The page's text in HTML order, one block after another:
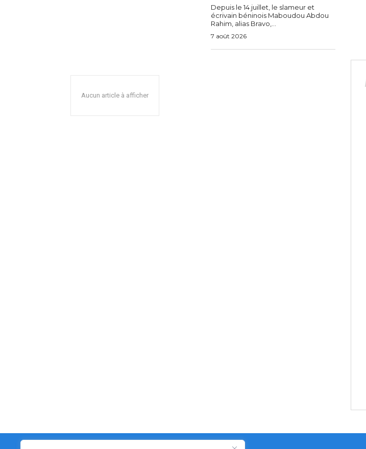
Depuis le 14 juillet, le slameur et
écrivain béninois Maboudou Abdou
Rahim, alias Bravo,...
7 août 2026
Aucun article à afficher